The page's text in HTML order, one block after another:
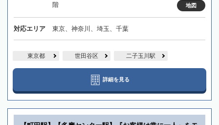
階
地図
対応エリア 東京、神奈川、埼玉、千葉
東京都 世田谷区 二子玉川駅
詳細を見る